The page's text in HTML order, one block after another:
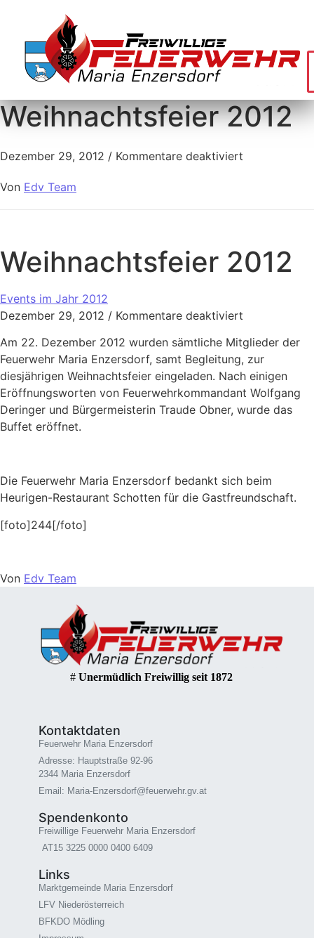
Weihnachtsfeier 2012
Dezember 29, 2012 / Kommentare deaktiviert
Von Edv Team
Weihnachtsfeier 2012
Events im Jahr 2012
Dezember 29, 2012 / Kommentare deaktiviert
Am 22. Dezember 2012 wurden sämtliche Mitglieder der
Feuerwehr Maria Enzersdorf, samt Begleitung, zur
diesjährigen Weihnachtsfeier eingeladen. Nach einigen
Eröffnungsworten von Feuerwehrkommandant Wolfgang
Deringer und Bürgermeisterin Traude Obner, wurde das
Buffet eröffnet.
Die Feuerwehr Maria Enzersdorf bedankt sich beim
Heurigen-Restaurant Schotten für die Gastfreundschaft.
[foto]244[/foto]
Von Edv Team
# Unermüdlich Freiwillig seit 1872
Kontaktdaten
Feuerwehr Maria Enzersdorf
Adresse: Hauptstraße 92-96
2344 Maria Enzersdorf
Email: Maria-Enzersdorf@feuerwehr.gv.at
Spendenkonto
Freiwillige Feuerwehr Maria Enzersdorf
AT15 3225 0000 0400 6409
Links
Marktgemeinde Maria Enzersdorf
LFV Niederösterreich
BFKDO Mödling